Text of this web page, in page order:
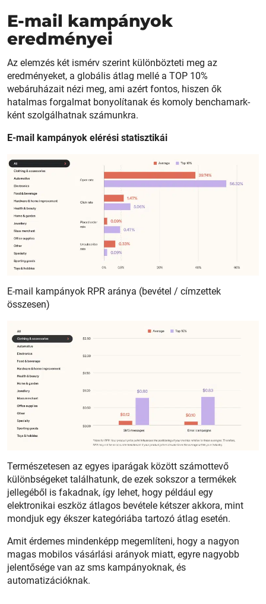
E-mail kampányok
eredményei
Az elemzés két ismérv szerint különbözteti meg az
eredményeket, a globális átlag mellé a TOP 10%
webáruházait nézi meg, ami azért fontos, hiszen ők
hatalmas forgalmat bonyolítanak és komoly benchamark-
ként szolgálhatnak számunkra.
E-mail kampányok elérési statisztikái
E-mail kampányok RPR aránya (bevétel / címzettek
összesen)
Természetesen az egyes iparágak között számottevő
különbségeket találhatunk, de ezek sokszor a termékek
jellegéből is fakadnak, így lehet, hogy például egy
elektronikai eszköz átlagos bevétele kétszer akkora, mint
mondjuk egy ékszer kategóriába tartozó átlag esetén.
Amit érdemes mindenképp megemlíteni, hogy a nagyon
magas mobilos vásárlási arányok miatt, egyre nagyobb
jelentősége van az sms kampányoknak, és
automatizációknak.